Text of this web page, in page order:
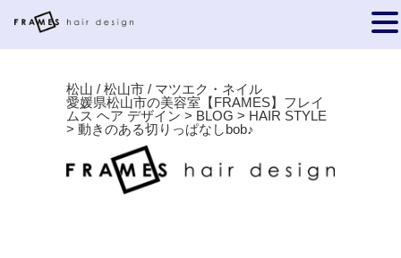
松山 / 松山市 / マツエク・ネイル
愛媛県松山市の美容室【FRAMES】フレイ
ムス ヘア デザイン > BLOG > HAIR STYLE
> 動きのある切りっぱなしbob♪